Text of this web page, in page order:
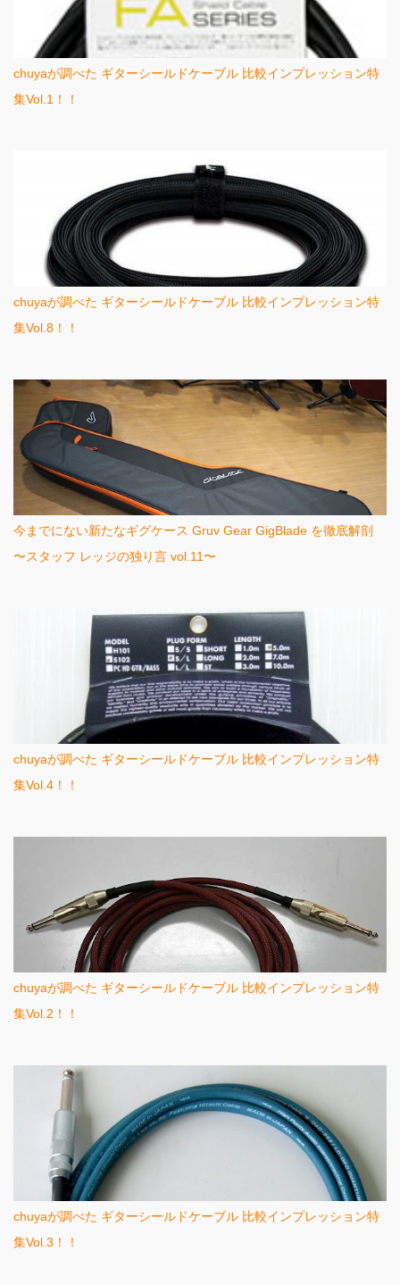
chuyaが調べた ギターシールドケーブル 比較インプレッション特
集Vol.1！！
chuyaが調べた ギターシールドケーブル 比較インプレッション特
集Vol.8！！
今までにない新たなギグケース Gruv Gear GigBlade を徹底解剖
〜スタッフ レッジの独り言 vol.11〜
chuyaが調べた ギターシールドケーブル 比較インプレッション特
集Vol.4！！
chuyaが調べた ギターシールドケーブル 比較インプレッション特
集Vol.2！！
chuyaが調べた ギターシールドケーブル 比較インプレッション特
集Vol.3！！